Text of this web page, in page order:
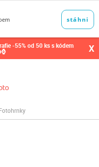
-55% od 50 ks s kódem X